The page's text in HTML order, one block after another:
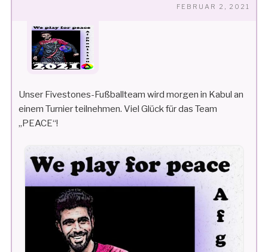
FEBRUAR 2, 2021
Unser Fivestones-Fußballteam wird morgen in Kabul an
einem Turnier teilnehmen. Viel Glück für das Team
„PEACE“!